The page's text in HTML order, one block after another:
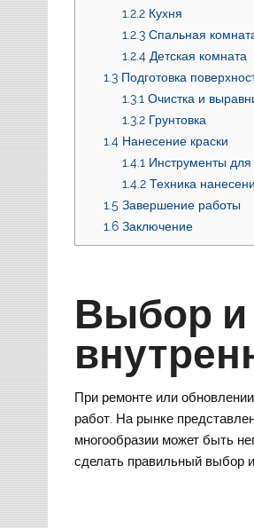
1.2.2 Кухня
1.2.3 Спальная
1.2.4 Детская комната
1.3Подготовка
1.3.1 Очистка и
1.3.2 Грунтовка
1.4Нанесение краски
1.4.1 Инструменты
1.4.2 Техника
1.5 Завершение работы
1.6Заключение
Выбор и
При ремонте или
работ. На рынке
многообразии может быть
сделать правильный выбор